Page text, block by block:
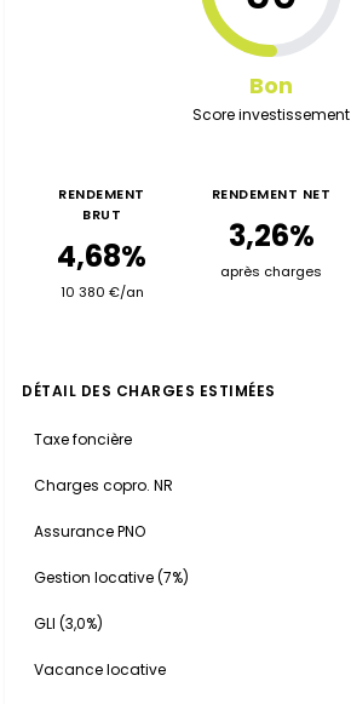
Bon
Score investissement
RENDEMENT
BRUT
4,68%
10 380 €/an
RENDEMENT NET
3,26%
après charges
DÉTAIL DES CHARGES ESTIMÉES
Taxe foncière
Charges copro. NR
Assurance PNO
Gestion locative (7%)
GLI (3,0%)
Vacance locative